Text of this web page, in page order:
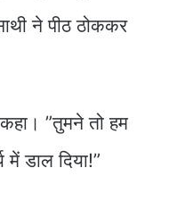
ने पीठ ठोककर
”तुमने तो हम
डाल दिया!”